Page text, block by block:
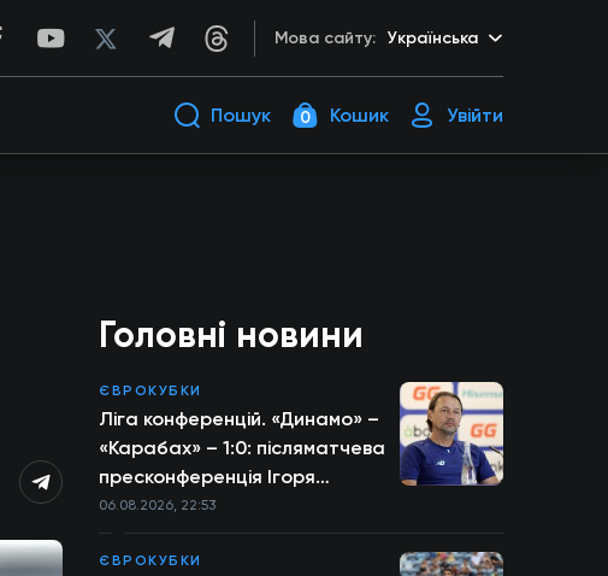
Мова сайту: Українська
Пошук 0 Кошик Увійти
Головні новини
ЄВРОКУБКИ
Ліга конференцій. «Динамо» –
«Карабах» – 1:0: післяматчева
пресконференція Ігоря
Костюка
06.08.2026, 22:53
ЄВРОКУБКИ